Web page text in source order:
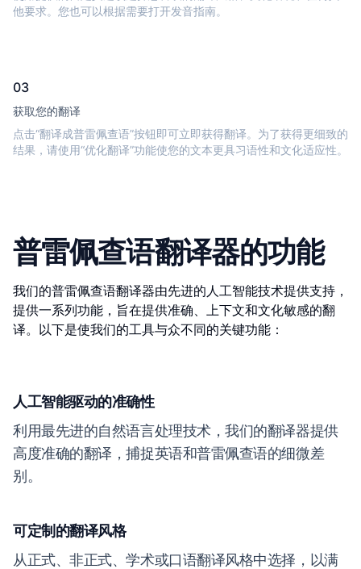
他要求。您也可以根据需要打开发音指南。
03
获取您的翻译
点击“翻译成普雷佩查语”按钮即可立即获得翻译。为了获得更细致的
结果，请使用“优化翻译”功能使您的文本更具习语性和文化适应性。
普雷佩查语翻译器的功能
我们的普雷佩查语翻译器由先进的人工智能技术提供支持，
提供一系列功能，旨在提供准确、上下文和文化敏感的翻
译。以下是使我们的工具与众不同的关键功能：
人工智能驱动的准确性
利用最先进的自然语言处理技术，我们的翻译器提供
高度准确的翻译，捕捉英语和普雷佩查语的细微差
别。
可定制的翻译风格
从正式、非正式、学术或口语翻译风格中选择，以满